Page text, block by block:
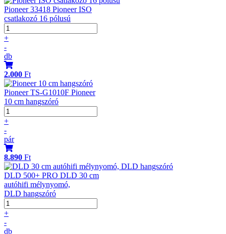
Pioneer 33418 Pioneer ISO
csatlakozó 16 pólusú
+
-
db
2.000 Ft
Pioneer TS-G1010F Pioneer
10 cm hangszóró
+
-
pár
8.890 Ft
DLD 500+ PRO DLD 30 cm
autóhifi mélynyomó,
DLD hangszóró
+
-
db